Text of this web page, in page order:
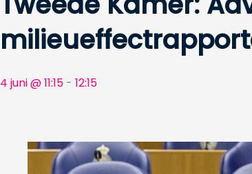
4 juni @ 11:15 - 12:15